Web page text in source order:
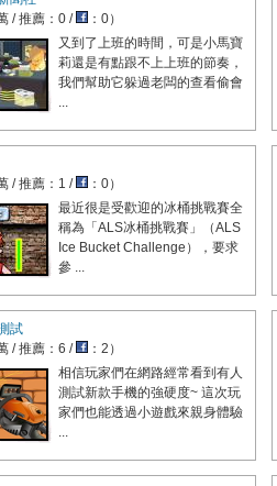
/ 推薦：0 /
：0）
又到了上班的時間，可是小馬寶
莉還是有點跟不上上班的節奏，
我們幫助它躲過老闆的查看偷會
...
/ 推薦：1 /
：0）
最近很是受歡迎的冰桶挑戰賽全
稱為「ALS冰桶挑戰賽」（ALS
Ice Bucket Challenge），要求
參 ...
試
/ 推薦：6 /
：2）
相信玩家們在網路經常看到有人
測試新款手機的強硬度~ 這次玩
家們也能透過小遊戲來親身體驗